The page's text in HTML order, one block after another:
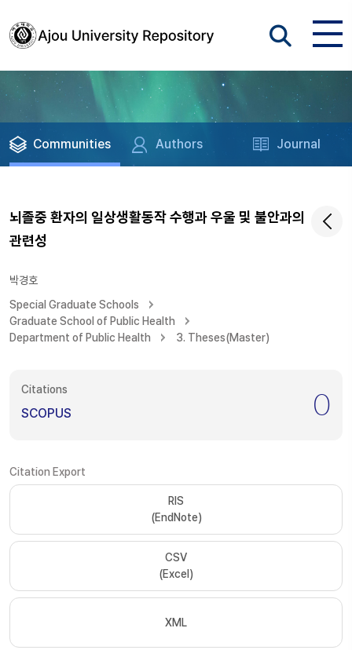
Communities Authors Journal
뇌졸중 환자의 일상생활동작 수행과 우울 및 불안과의
관련성
박경호
Special Graduate Schools
Graduate School of Public Health
Department of Public Health
3. Theses(Master)
Citations
SCOPUS 0
Citation Export
RIS
(EndNote)
CSV
(Excel)
XML